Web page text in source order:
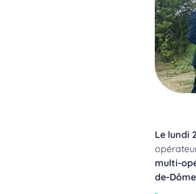
Le lundi
multi-
de-